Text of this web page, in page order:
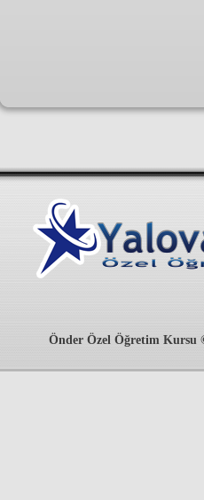
Önder Özel Öğretim Kursu